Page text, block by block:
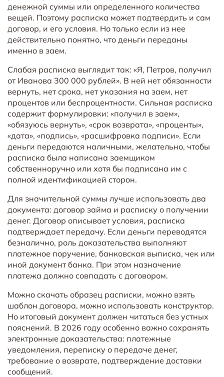
денежной суммы или определенного количества
вещей. Поэтому расписка может подтвердить и сам
договор, и его условия. Но только если из нее
действительно понятно, что деньги переданы
именно в заем.
Слабая расписка выглядит так: «Я, Петров, получил
от Иванова 300 000 рублей». В ней нет обязанности
вернуть, нет срока, нет указания на заем, нет
процентов или беспроцентности. Сильная расписка
содержит формулировки: «получил в заем»,
«обязуюсь вернуть», «срок возврата», «проценты»,
«дата», «подпись», «расшифровка подписи». Если
деньги передаются наличными, желательно, чтобы
расписка была написана заемщиком
собственноручно или хотя бы подписана им с
полной идентификацией сторон.
Для значительной суммы лучше использовать два
документа: договор займа и расписку о получении
денег. Договор описывает условия, расписка
подтверждает передачу. Если деньги переводятся
безналично, роль доказательства выполняют
платежное поручение, банковская выписка, чек или
иной документ банка. При этом назначение
платежа должно совпадать с договором.
Можно скачать образец расписки, можно взять
шаблон договора, можно использовать конструктор.
Но итоговый документ должен читаться без устных
пояснений. В 2026 году особенно важно сохранять
электронные доказательства: платежные
уведомления, переписку о передаче денег,
требование о возврате, подтверждение доставки
сообщений.